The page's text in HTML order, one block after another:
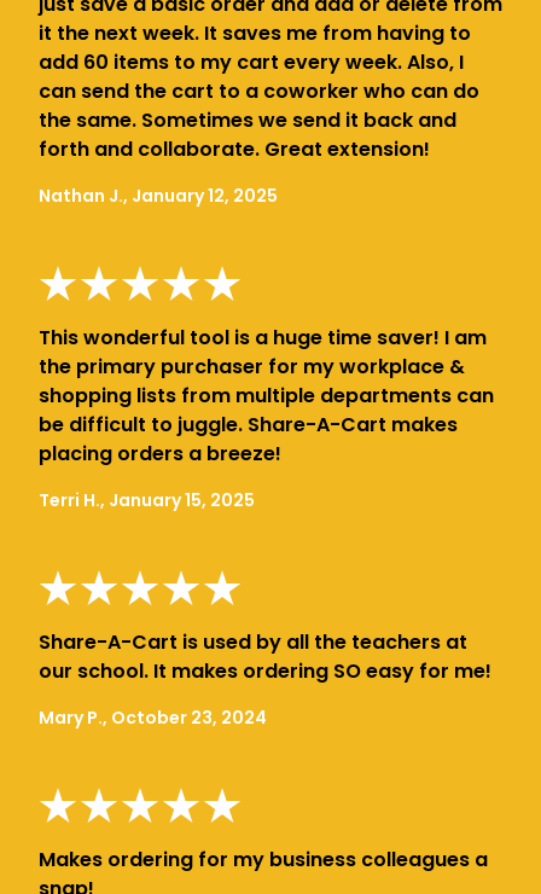
it the next week. It saves me from having to
add 60 items to my cart every week. Also, I
can send the cart to a coworker who can do
the same. Sometimes we send it back and
forth and collaborate. Great extension!
Nathan J., January 12, 2025
This wonderful tool is a huge time saver! I am
the primary purchaser for my workplace &
shopping lists from multiple departments can
be difficult to juggle. Share-A-Cart makes
placing orders a breeze!
Terri H., January 15, 2025
Share-A-Cart is used by all the teachers at
our school. It makes ordering SO easy for me!
Mary P., October 23, 2024
Makes ordering for my business colleagues a
snap!